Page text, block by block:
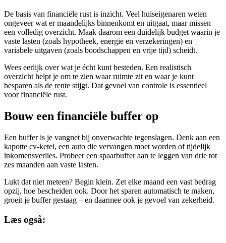
De basis van financiële rust is inzicht. Veel huiseigenaren weten
ongeveer wat er maandelijks binnenkomt en uitgaat, maar missen
een volledig overzicht. Maak daarom een duidelijk budget waarin je
vaste lasten (zoals hypotheek, energie en verzekeringen) en
variabele uitgaven (zoals boodschappen en vrije tijd) scheidt.
Wees eerlijk over wat je écht kunt besteden. Een realistisch
overzicht helpt je om te zien waar ruimte zit en waar je kunt
besparen als de rente stijgt. Dat gevoel van controle is essentieel
voor financiële rust.
Bouw een financiële buffer op
Een buffer is je vangnet bij onverwachte tegenslagen. Denk aan een
kapotte cv-ketel, een auto die vervangen moet worden of tijdelijk
inkomensverlies. Probeer een spaarbuffer aan te leggen van drie tot
zes maanden aan vaste lasten.
Lukt dat niet meteen? Begin klein. Zet elke maand een vast bedrag
opzij, hoe bescheiden ook. Door het sparen automatisch te maken,
groeit je buffer gestaag – en daarmee ook je gevoel van zekerheid.
Læs også: